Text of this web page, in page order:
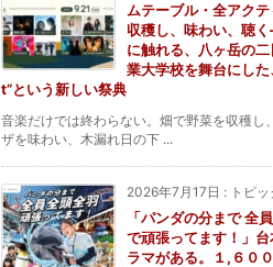
ムテーブル・全アク
収穫し、味わい、聴
に触れる、八ヶ岳の
業大学校を舞台にし
t”という新しい祭典
音楽だけでは終わらない。畑で野菜を収穫し
ザを味わい、木漏れ日の下 ...
2026年7月17日 : トピ
「パンダの分まで 全
で頑張ってます！」
ラマがある。１,６０